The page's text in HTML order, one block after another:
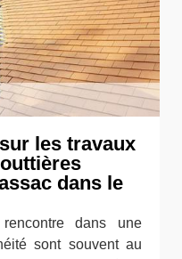
les travaux
dans le
dans une
sont souvent au